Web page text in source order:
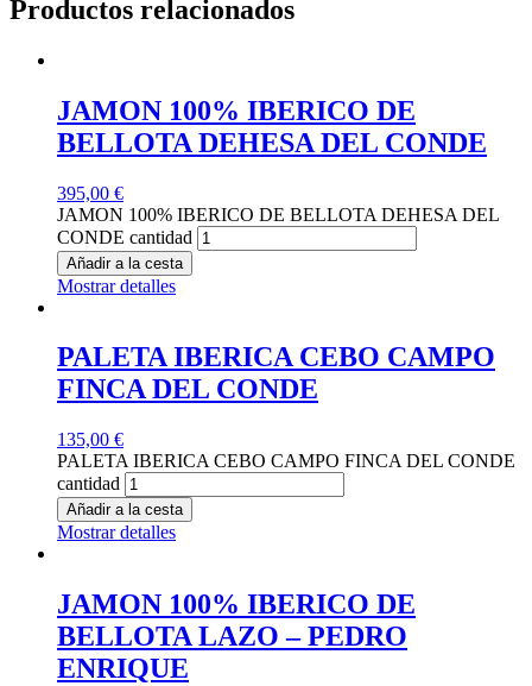
Productos relacionados
JAMON 100% IBERICO DE
BELLOTA DEHESA DEL CONDE
395,00 €
JAMON 100% IBERICO DE BELLOTA DEHESA DEL
CONDE cantidad
Añadir a la cesta
Mostrar detalles
PALETA IBERICA CEBO CAMPO
FINCA DEL CONDE
135,00 €
PALETA IBERICA CEBO CAMPO FINCA DEL CONDE
cantidad
Añadir a la cesta
Mostrar detalles
JAMON 100% IBERICO DE
BELLOTA LAZO – PEDRO
ENRIQUE